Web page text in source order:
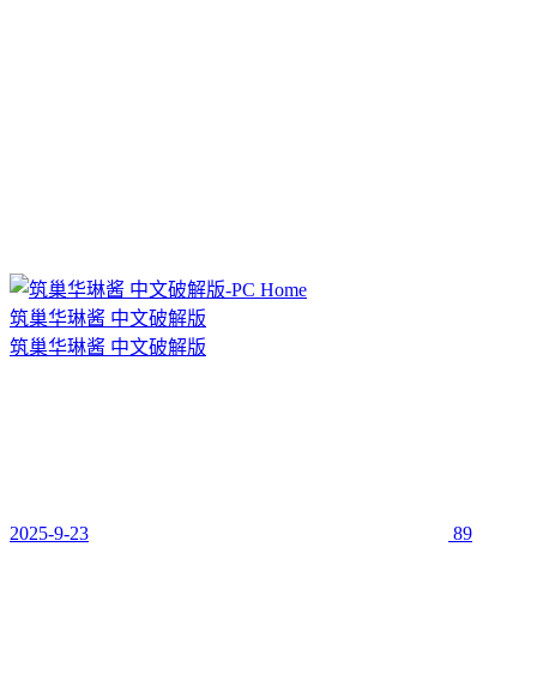
筑巢华琳酱 中文破解版
筑巢华琳酱 中文破解版
2025-9-23 89